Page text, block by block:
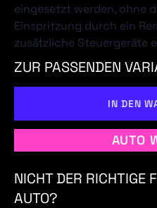
eingesetzt werden, ohne
Einspritzung durch ein
zusätzliche Steuergeräte
ZUR PASSENDEN
IN DEN
AUTO
NICHT DER RICHTIGE
AUTO?